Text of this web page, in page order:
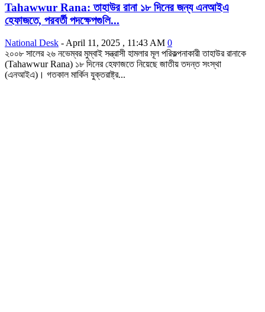
Tahawwur Rana: তাহাউর রানা ১৮ দিনের জন্য এনআইএ
হেফাজতে, পরবর্তী পদক্ষেপগুলি...
National Desk - April 11, 2025 , 11:43 AM 0
২০০৮ সালের ২৬ নভেম্বর মুম্বাই সন্ত্রাসী হামলার মূল পরিকল্পনাকারী তাহাউর রানাকে
(Tahawwur Rana) ১৮ দিনের হেফাজতে নিয়েছে জাতীয় তদন্ত সংস্থা
(এনআইএ)। গতকাল মার্কিন যুক্তরাষ্ট্র...